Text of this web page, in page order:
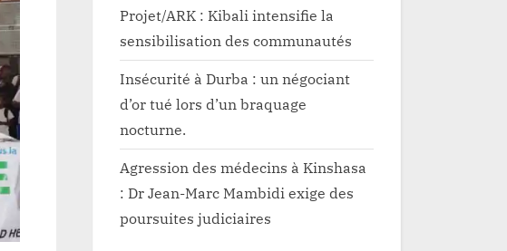
Projet/ARK : Kibali intensifie la
sensibilisation des communautés
Insécurité à Durba : un négociant
d’or tué lors d’un braquage
nocturne.
Agression des médecins à Kinshasa
: Dr Jean-Marc Mambidi exige des
poursuites judiciaires